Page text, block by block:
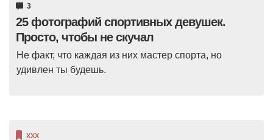
3
25 фотографий спортивных девушек.
Просто, чтобы не скучал
Не факт, что каждая из них мастер спорта, но
удивлен ты будешь.
XXX